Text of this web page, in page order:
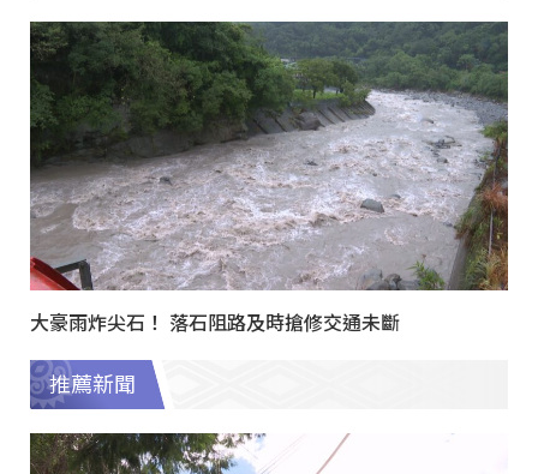
大豪雨炸尖石！ 落石阻路及時搶修交通未斷
推薦新聞